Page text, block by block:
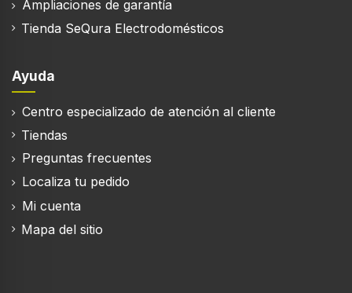
Eficiencia energética
Clase de eficiencia de energía
Carga conectada
162 W
Potencia del motor
162 W
Consumo de energía anual
45 kWh
Ampliaciones de garantía
Tienda SeQura Electrodomésticos
Ayuda
Centro especializado de atención al cliente
Tiendas
Preguntas frecuentes
Localiza tu pedido
Mi cuenta
Mapa del sitio